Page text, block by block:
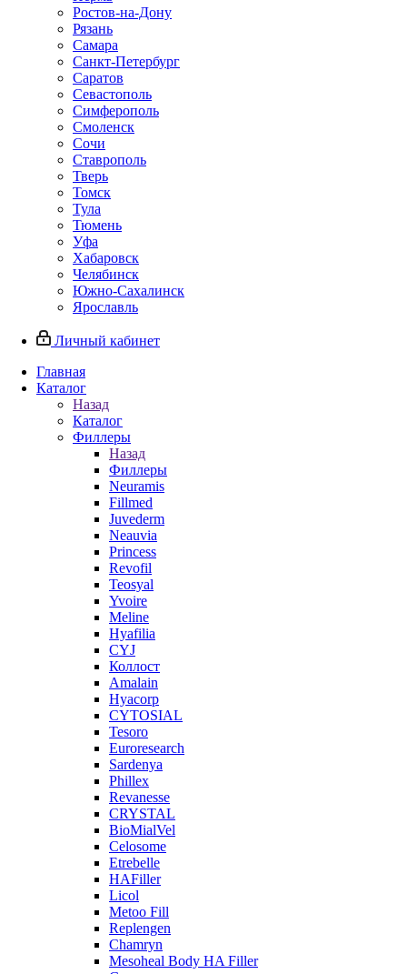
Ростов-на-Дону
Рязань
Самара
Санкт-Петербург
Саратов
Севастополь
Симферополь
Смоленск
Сочи
Ставрополь
Тверь
Томск
Тула
Тюмень
Уфа
Хабаровск
Челябинск
Южно-Сахалинск
Ярославль
Личный кабинет
Главная
Каталог
Назад
Каталог
Филлеры
Назад
Филлеры
Neuramis
Fillmed
Juvederm
Neauvia
Princess
Revofil
Teosyal
Yvoire
Meline
Hyafilia
CYJ
Коллост
Amalain
Hyacorp
CYTOSIAL
Tesoro
Euroresearch
Sardenya
Phillex
Revanesse
CRYSTAL
BioMialVel
Celosome
Etrebelle
HAFiller
Licol
Metoo Fill
Replengen
Chamryn
Mesoheal Body HA Filler